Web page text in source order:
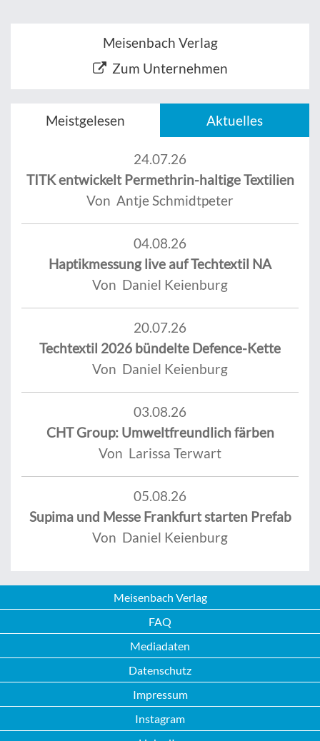
Meisenbach Verlag
Zum Unternehmen
Meistgelesen Aktuelles
24.07.26
TITK entwickelt Permethrin-haltige Textilien
Von Antje Schmidtpeter
04.08.26
Haptikmessung live auf Techtextil NA
Von Daniel Keienburg
20.07.26
Techtextil 2026 bündelte Defence-Kette
Von Daniel Keienburg
03.08.26
CHT Group: Umweltfreundlich färben
Von Larissa Terwart
05.08.26
Supima und Messe Frankfurt starten Prefab
Von Daniel Keienburg
Meisenbach Verlag
FAQ
Mediadaten
Datenschutz
Impressum
Instagram